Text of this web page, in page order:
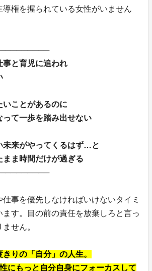
導権を握られている女性がいません
事と育児に追われ
いことがあるのに
って一歩を踏み出せない
未来がやってくるはず…と
ま時間だけが過ぎる
事を優先しなければいけないタイミ
ます。目の前の責任を放棄しろと言っ
せん。
りの「自分」の人生。
にもっと自分自身にフォーカスして